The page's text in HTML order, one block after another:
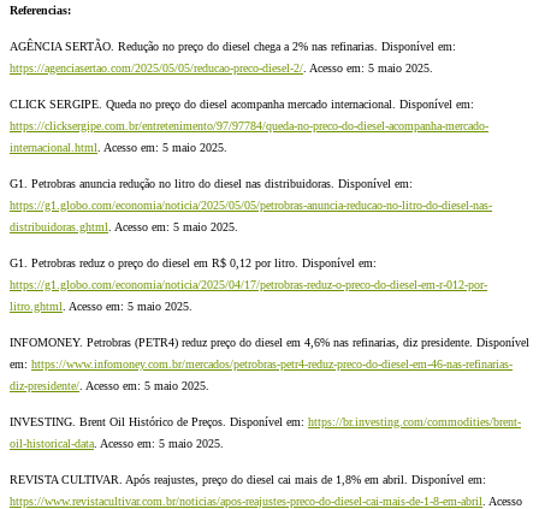
Referencias:
AGÊNCIA SERTÃO. Redução no preço do diesel chega a 2% nas refinarias. Disponível em:
https://agenciasertao.com/2025/05/05/reducao-preco-diesel-2/ . Acesso em: 5 maio 2025.
CLICK SERGIPE. Queda no preço do diesel acompanha mercado internacional. Disponível em:
https://clicksergipe.com.br/entretenimento/97/97784/queda-no-preco-do-diesel-acompanha-mercado-
internacional.html . Acesso em: 5 maio 2025.
G1. Petrobras anuncia redução no litro do diesel nas distribuidoras. Disponível em:
https://g1.globo.com/economia/noticia/2025/05/05/petrobras-anuncia-reducao-no-litro-do-diesel-nas-
distribuidoras.ghtml . Acesso em: 5 maio 2025.
G1. Petrobras reduz o preço do diesel em R$ 0,12 por litro. Disponível em:
https://g1.globo.com/economia/noticia/2025/04/17/petrobras-reduz-o-preco-do-diesel-em-r-012-por-
litro.ghtml . Acesso em: 5 maio 2025.
INFOMONEY. Petrobras (PETR4) reduz preço do diesel em 4,6% nas refinarias, diz presidente. Disponível
em: https://www.infomoney.com.br/mercados/petrobras-petr4-reduz-preco-do-diesel-em-46-nas-refinarias-
diz-presidente/ . Acesso em: 5 maio 2025.
INVESTING. Brent Oil Histórico de Preços. Disponível em: https://br.investing.com/commodities/brent-
oil-historical-data . Acesso em: 5 maio 2025.
REVISTA CULTIVAR. Após reajustes, preço do diesel cai mais de 1,8% em abril. Disponível em:
https://www.revistacultivar.com.br/noticias/apos-reajustes-preco-do-diesel-cai-mais-de-1-8-em-abril . Acesso